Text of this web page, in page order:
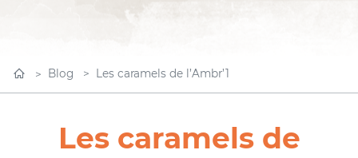
Blog Les caramels de l’Ambr’1
Les caramels de